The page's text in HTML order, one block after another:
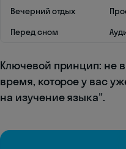
Вечерний отдых
Перед сном
Ключевой принцип: не
время, которое у вас
на изучение языка".